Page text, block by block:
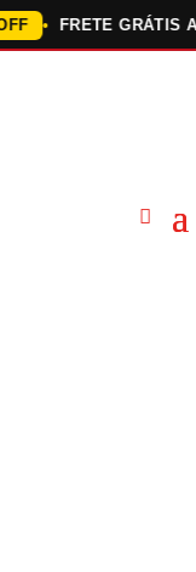
FRETE GRÁTIS